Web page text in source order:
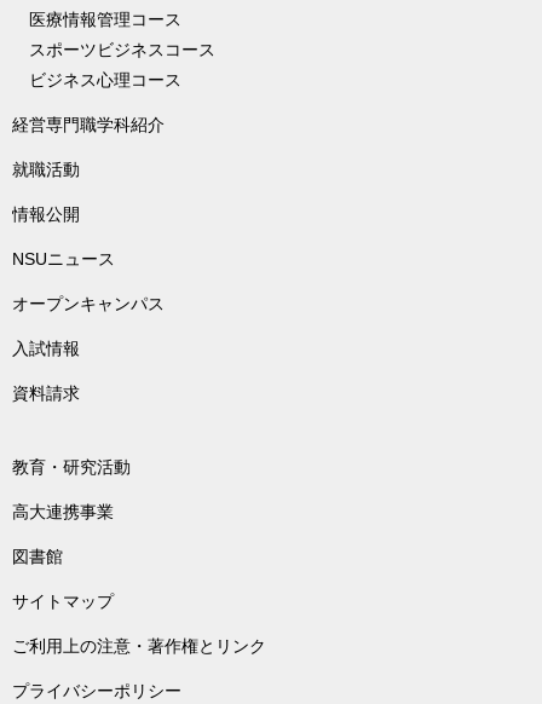
医療情報管理コース
スポーツビジネスコース
ビジネス心理コース
経営専門職学科紹介
就職活動
情報公開
NSUニュース
オープンキャンパス
入試情報
資料請求
教育・研究活動
高大連携事業
図書館
サイトマップ
ご利用上の注意・著作権とリンク
プライバシーポリシー